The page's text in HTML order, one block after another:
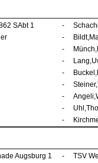
SAbt 1 -
-
-
-
-
-
-
-
-
Augsburg 1 - TSV